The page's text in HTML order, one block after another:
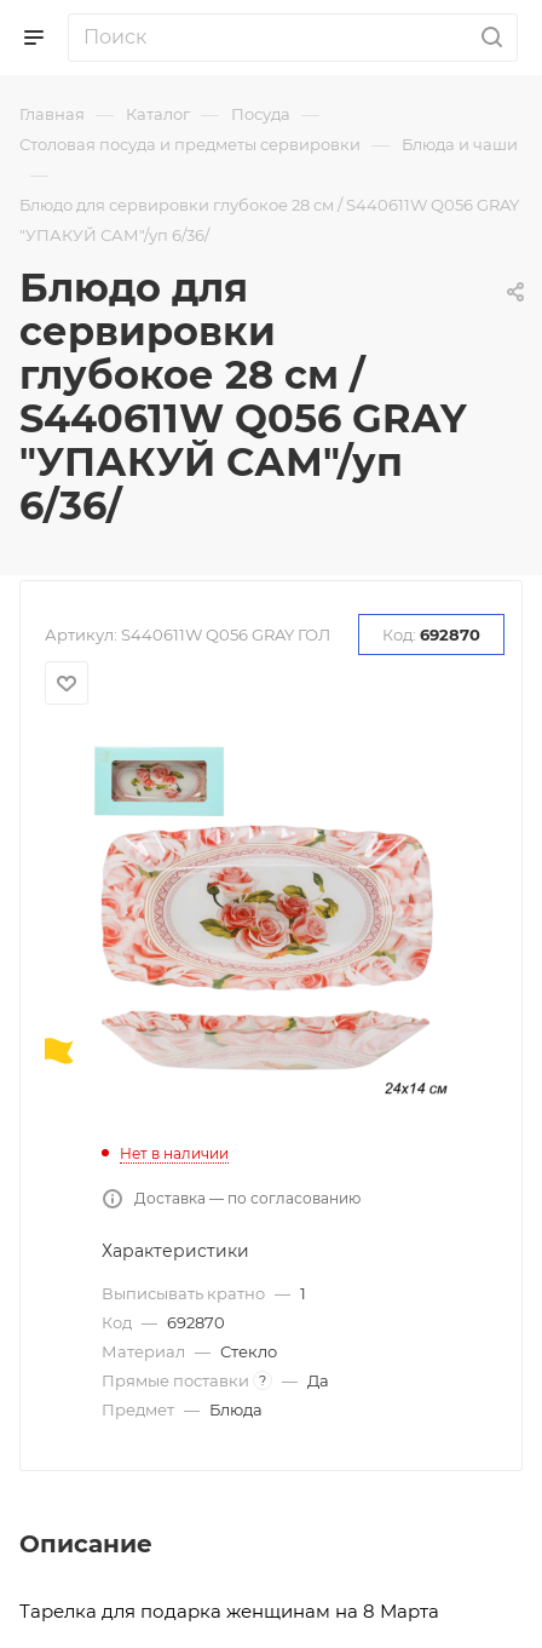
Главная — Каталог — Посуда —
Столовая посуда и предметы сервировки — Блюда и чаши
—
Блюдо для сервировки глубокое 28 см / S440611W Q056 GRAY
"УПАКУЙ САМ"/уп 6/36/
Блюдо для
сервировки
глубокое 28 см /
S440611W Q056 GRAY
"УПАКУЙ САМ"/уп
6/36/
Артикул: S440611W Q056 GRAY ГОЛ Код: 692870
Нет в наличии
Доставка — по согласованию
Характеристики
Выписывать кратно — 1
Код — 692870
Материал — Стекло
Прямые поставки
? — Да
Предмет — Блюда
Описание
Тарелка для подарка женщинам на 8 Марта